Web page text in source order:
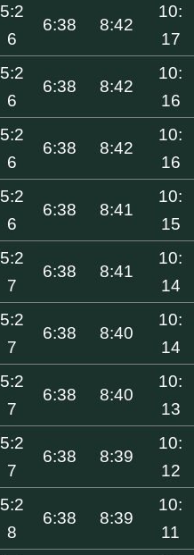
5:2
6
6:38 8:42
10:
17
5:2
6
6:38 8:42
10:
16
5:2
6
6:38 8:42
10:
16
5:2
6
6:38 8:41
10:
15
5:2
7
6:38 8:41
10:
14
5:2
7
6:38 8:40
10:
14
5:2
7
6:38 8:40
10:
13
5:2
7
6:38 8:39
10:
12
5:2
8
6:38 8:39
10:
11